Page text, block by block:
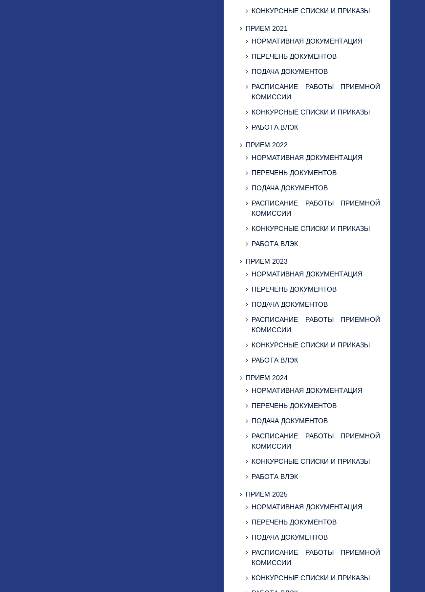
КОНКУРСНЫЕ СПИСКИ И ПРИКАЗЫ
ПРИЕМ 2021
НОРМАТИВНАЯ ДОКУМЕНТАЦИЯ
ПЕРЕЧЕНЬ ДОКУМЕНТОВ
ПОДАЧА ДОКУМЕНТОВ
РАСПИСАНИЕ РАБОТЫ ПРИЕМНОЙ
КОМИССИИ
КОНКУРСНЫЕ СПИСКИ И ПРИКАЗЫ
РАБОТА ВЛЭК
ПРИЕМ 2022
НОРМАТИВНАЯ ДОКУМЕНТАЦИЯ
ПЕРЕЧЕНЬ ДОКУМЕНТОВ
ПОДАЧА ДОКУМЕНТОВ
РАСПИСАНИЕ РАБОТЫ ПРИЕМНОЙ
КОМИССИИ
КОНКУРСНЫЕ СПИСКИ И ПРИКАЗЫ
РАБОТА ВЛЭК
ПРИЕМ 2023
НОРМАТИВНАЯ ДОКУМЕНТАЦИЯ
ПЕРЕЧЕНЬ ДОКУМЕНТОВ
ПОДАЧА ДОКУМЕНТОВ
РАСПИСАНИЕ РАБОТЫ ПРИЕМНОЙ
КОМИССИИ
КОНКУРСНЫЕ СПИСКИ И ПРИКАЗЫ
РАБОТА ВЛЭК
ПРИЕМ 2024
НОРМАТИВНАЯ ДОКУМЕНТАЦИЯ
ПЕРЕЧЕНЬ ДОКУМЕНТОВ
ПОДАЧА ДОКУМЕНТОВ
РАСПИСАНИЕ РАБОТЫ ПРИЕМНОЙ
КОМИССИИ
КОНКУРСНЫЕ СПИСКИ И ПРИКАЗЫ
РАБОТА ВЛЭК
ПРИЕМ 2025
НОРМАТИВНАЯ ДОКУМЕНТАЦИЯ
ПЕРЕЧЕНЬ ДОКУМЕНТОВ
ПОДАЧА ДОКУМЕНТОВ
РАСПИСАНИЕ РАБОТЫ ПРИЕМНОЙ
КОМИССИИ
КОНКУРСНЫЕ СПИСКИ И ПРИКАЗЫ